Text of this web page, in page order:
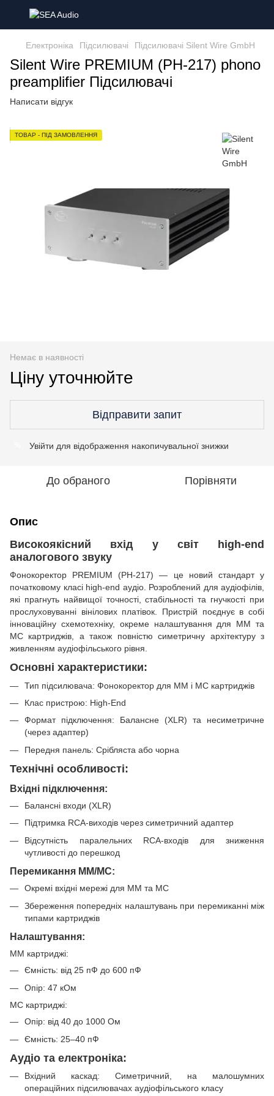
Електроніка Підсилювачі Підсилювачі Silent Wire GmbH
Silent Wire PREMIUM (PH-217) phono
preamplifier Підсилювачі
Написати відгук
ТОВАР - ПІД ЗАМОВЛЕННЯ
Немає в наявності
Ціну уточнюйте
Відправити запит
Увійти для відображення накопичувальної знижки
До обраного Порівняти
Опис
Високоякісний вхід у світ high-end
аналогового звуку
Фонокоректор PREMIUM (PH-217) — це новий стандарт у
початковому класі high-end аудіо. Розроблений для аудіофілів,
які прагнуть найвищої точності, стабільності та гнучкості при
прослуховуванні вінілових платівок. Пристрій поєднує в собі
інноваційну схемотехніку, окреме налаштування для MM та
MC картриджів, а також повністю симетричну архітектуру з
живленням аудіофільського рівня.
Основні характеристики:
Тип підсилювача: Фонокоректор для MM і MC картриджів
Клас пристрою: High-End
Формат підключення: Балансне (XLR) та несиметричне
(через адаптер)
Передня панель: Срібляста або чорна
Технічні особливості:
Вхідні підключення:
Балансні входи (XLR)
Підтримка RCA-виходів через симетричний адаптер
Відсутність паралельних RCA-входів для зниження
чутливості до перешкод
Перемикання MM/MC:
Окремі вхідні мережі для MM та MC
Збереження попередніх налаштувань при перемиканні між
типами картриджів
Налаштування:
MM картриджі:
Ємність: від 25 пФ до 600 пФ
Опір: 47 кОм
MC картриджі:
Опір: від 40 до 1000 Ом
Ємність: 25–40 пФ
Аудіо та електроніка:
Вхідний каскад: Симетричний, на малошумних
операційних підсилювачах аудіофільського класу